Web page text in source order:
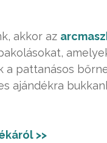
akkor az
pattanásos
ajándékra
>>